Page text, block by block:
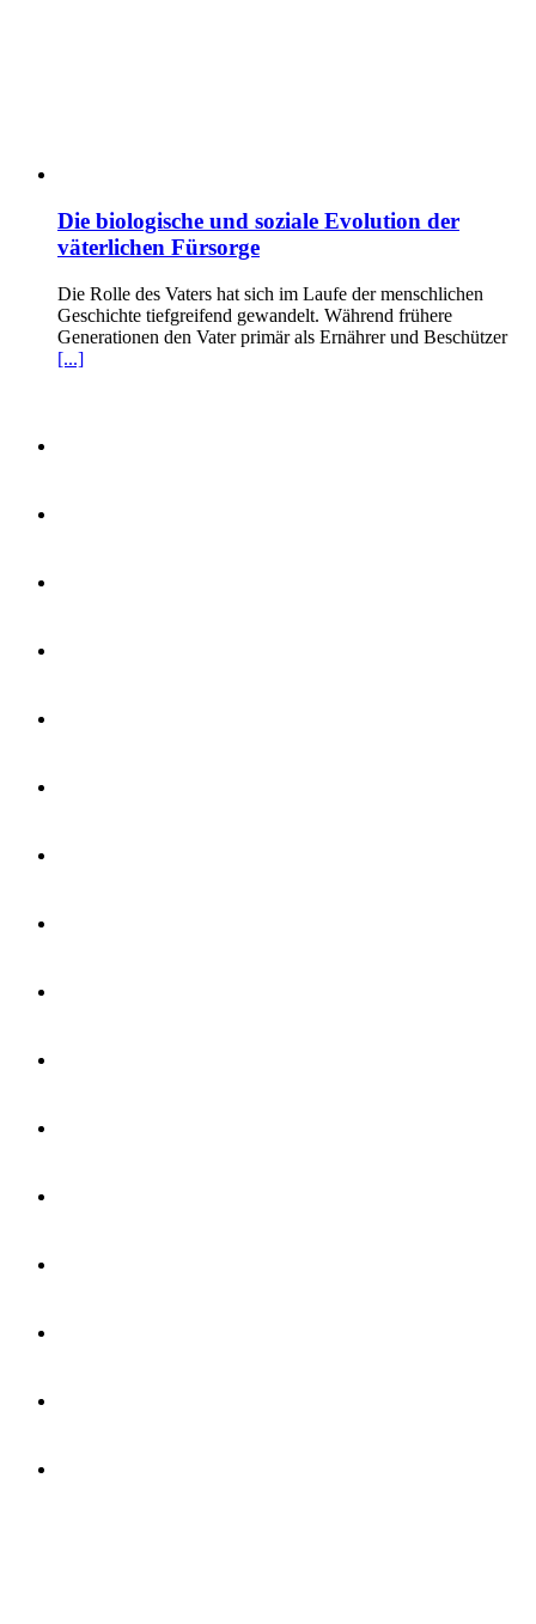
Die biologische und soziale Evolution der
väterlichen Fürsorge
Die Rolle des Vaters hat sich im Laufe der menschlichen
Geschichte tiefgreifend gewandelt. Während frühere
Generationen den Vater primär als Ernährer und Beschützer
[...]